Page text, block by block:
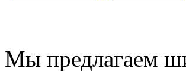
Мы предлагаем